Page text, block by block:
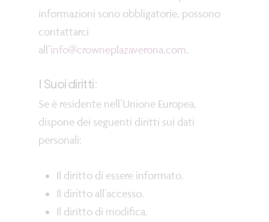
informazioni sono obbligatorie, possono
contattarci
all’info@crowneplazaverona.com.
I Suoi diritti:
Se è residente nell’Unione Europea,
dispone dei seguenti diritti sui dati
personali:
Il diritto di essere informato.
Il diritto all’accesso.
Il diritto di modifica.